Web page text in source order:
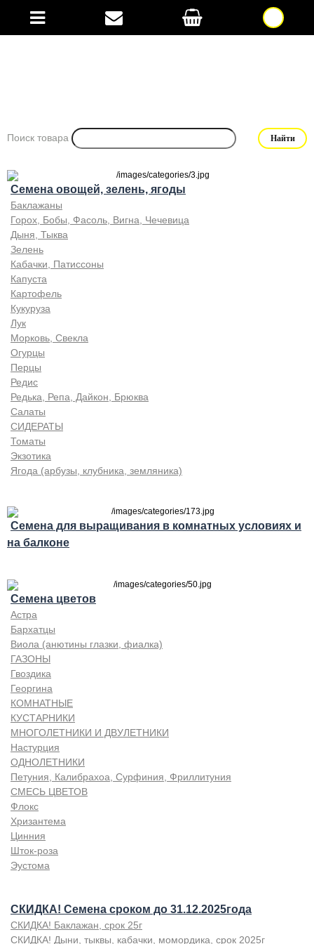
Поиск товара
Семена овощей, зелень, ягоды
Баклажаны
Горох, Бобы, Фасоль, Вигна, Чечевица
Дыня, Тыква
Зелень
Кабачки, Патиссоны
Капуста
Картофель
Кукуруза
Лук
Морковь, Свекла
Огурцы
Перцы
Редис
Редька, Репа, Дайкон, Брюква
Салаты
СИДЕРАТЫ
Томаты
Экзотика
Ягода (арбузы, клубника, земляника)
Семена для выращивания в комнатных условиях и
на балконе
Семена цветов
Астра
Бархатцы
Виола (анютины глазки, фиалка)
ГАЗОНЫ
Гвоздика
Георгина
КОМНАТНЫЕ
КУСТАРНИКИ
МНОГОЛЕТНИКИ И ДВУЛЕТНИКИ
Настурция
ОДНОЛЕТНИКИ
Петуния, Калибрахоа, Сурфиния, Фриллитуния
СМЕСЬ ЦВЕТОВ
Флокс
Хризантема
Цинния
Шток-роза
Эустома
СКИДКА! Семена сроком до 31.12.2025года
СКИДКА! Баклажан, срок 25г
СКИДКА! Дыни, тыквы, кабачки, момордика, срок 2025г